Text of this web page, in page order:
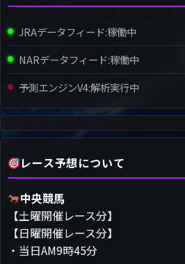
JRAデータフィード:稼働中
NARデータフィード:稼働中
予測エンジンV4:解析実行中
レース予想について
中央競馬
【土曜開催レース分】
【日曜開催レース分】
・当日AM9時45分